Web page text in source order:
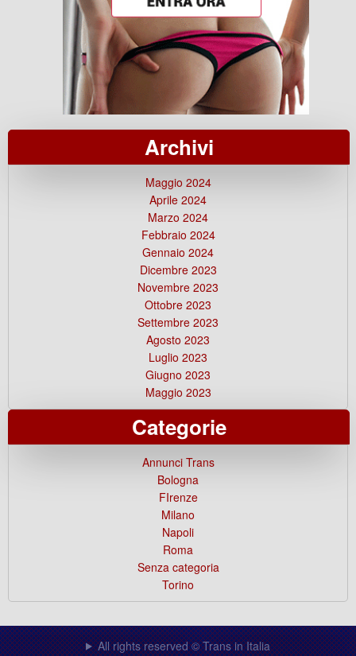
Archivi
Maggio 2024
Aprile 2024
Marzo 2024
Febbraio 2024
Gennaio 2024
Dicembre 2023
Novembre 2023
Ottobre 2023
Settembre 2023
Agosto 2023
Luglio 2023
Giugno 2023
Maggio 2023
Categorie
Annunci Trans
Bologna
FIrenze
Milano
Napoli
Roma
Senza categoria
Torino
All rights reserved © Trans in Italia